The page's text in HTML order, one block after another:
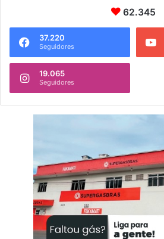
62.345
37.220
Seguidores
19.065
Seguidores